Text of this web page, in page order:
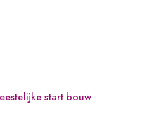
start bouw